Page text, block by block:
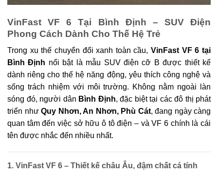
VinFast VF 6 Tại Bình Định – SUV Điện
Phong Cách Dành Cho Thế Hệ Trẻ
Trong xu thế chuyển đổi xanh toàn cầu,VinFast VF 6 tại
Bình Định nổi bật là mẫu SUV điện cỡ B được thiết kế
dành riêng cho thế hệ năng động, yêu thích công nghệ và
sống trách nhiệm với môi trường. Không nằm ngoài làn
sóng đó, người dân Bình Định, đặc biệt tại các đô thị phát
triển như Quy Nhơn, An Nhơn, Phù Cát, đang ngày càng
quan tâm đến việc sở hữu ô tô điện – và VF 6 chính là cái
tên được nhắc đến nhiều nhất.
1. VinFast VF 6 – Thiết kế châu Âu, đậm chất cá tính